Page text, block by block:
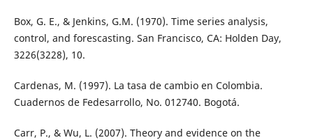
Box, G. E., & Jenkins, G.M. (1970). Time series analysis,
control, and forescasting. San Francisco, CA: Holden Day,
3226(3228), 10.
Cardenas, M. (1997). La tasa de cambio en Colombia.
Cuadernos de Fedesarrollo, No. 012740. Bogotá.
Carr, P., & Wu, L. (2007). Theory and evidence on the